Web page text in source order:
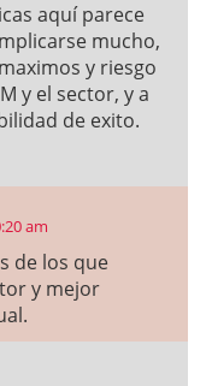
aquí parece
mucho,
y riesgo
y el sector, y a
de exito.
am
de los que
y mejor